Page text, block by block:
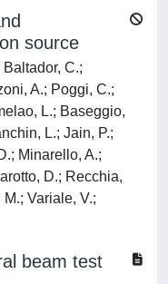
source
C.;
A.; Poggi, C.;
L.; Baseggio,
L.; Jain, P.;
Minarello, A.;
D.; Recchia,
Variale, V.;
beam test